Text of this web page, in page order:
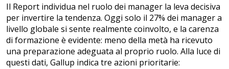
Il Report individua nel ruolo dei manager la leva decisiva
per invertire la tendenza. Oggi solo il 27% dei manager a
livello globale si sente realmente coinvolto, e la carenza
di formazione è evidente: meno della metà ha ricevuto
una preparazione adeguata al proprio ruolo. Alla luce di
questi dati, Gallup indica tre azioni prioritarie: